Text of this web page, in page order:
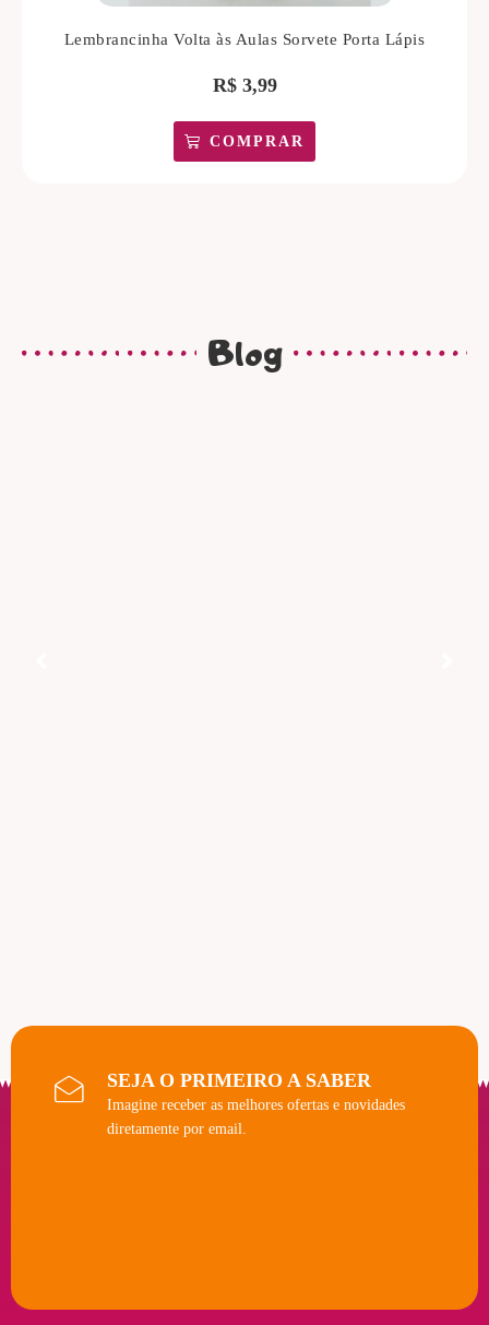
Lembrancinha Volta às Aulas Sorvete Porta Lápis
R$3,99
COMPRAR
Blog
SEJA O PRIMEIRO A SABER
Imagine receber as melhores ofertas e novidades
diretamente por email.